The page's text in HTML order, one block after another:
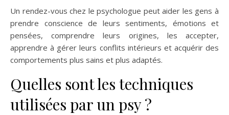
Un rendez-vous chez le psychologue peut aider les gens à
prendre conscience de leurs sentiments, émotions et
pensées, comprendre leurs origines, les accepter,
apprendre à gérer leurs conflits intérieurs et acquérir des
comportements plus sains et plus adaptés.
Quelles sont les techniques
utilisées par un psy ?